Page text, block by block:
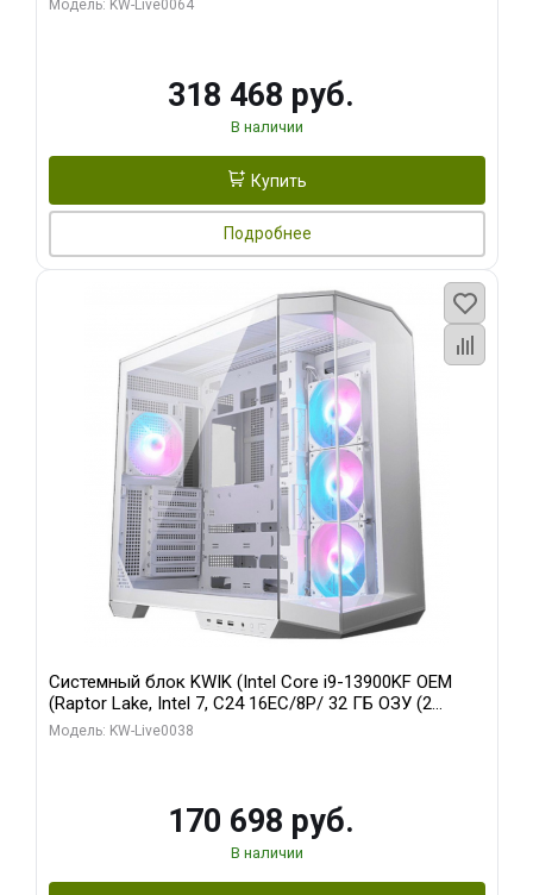
Модель: KW-Live0064
318 468 руб.
В наличии
Купить
Подробнее
Системный блок KWIK (Intel Core i9-13900KF OEM
(Raptor Lake, Intel 7, C24 16EC/8P/ 32 ГБ ОЗУ (2
модуля)/ Gigabyte RX9070XT GAMING OC 16GB GDDR6
Модель: KW-Live0038
170 698 руб.
В наличии